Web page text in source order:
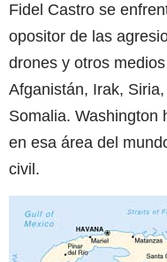
Fidel Castro se
opositor de las
drones y otros
Afganistán, Irak,
Somalia. Washington
en esa área del
civil.